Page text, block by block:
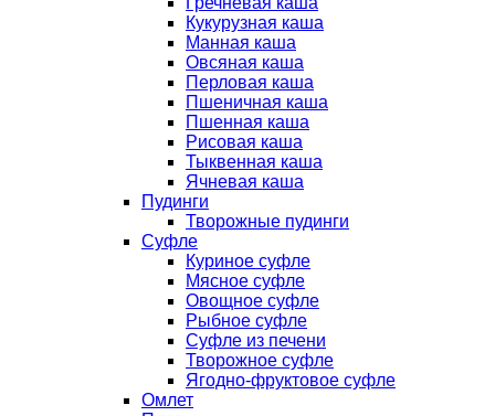
Кукурузная каша
Манная каша
Овсяная каша
Перловая каша
Пшеничная каша
Пшенная каша
Рисовая каша
Тыквенная каша
Ячневая каша
Пудинги
Творожные пудинги
Суфле
Куриное суфле
Мясное суфле
Овощное суфле
Рыбное суфле
Суфле из печени
Творожное суфле
Ягодно-фруктовое суфле
Омлет